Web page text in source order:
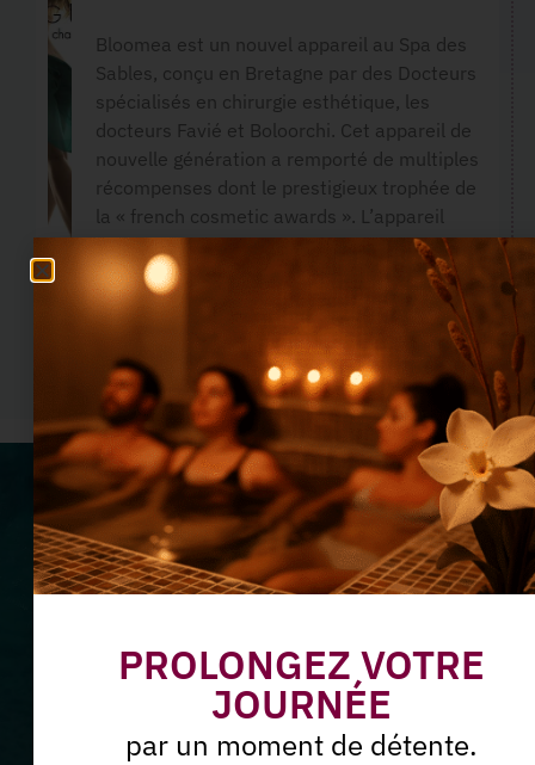
Bloomea est un nouvel appareil au Spa des
Sables, conçu en Bretagne par des Docteurs
spécialisés en chirurgie esthétique, les
docteurs Favié et Boloorchi. Cet appareil de
nouvelle génération a remporté de multiples
récompenses dont le prestigieux trophée de
la « french cosmetic awards ». L’appareil
Blooméa
En savoir plus
Ne manquez plus nos offres
du moment
Newsletter
PROLONGEZ VOTRE
JOURNÉE
par un moment de détente.